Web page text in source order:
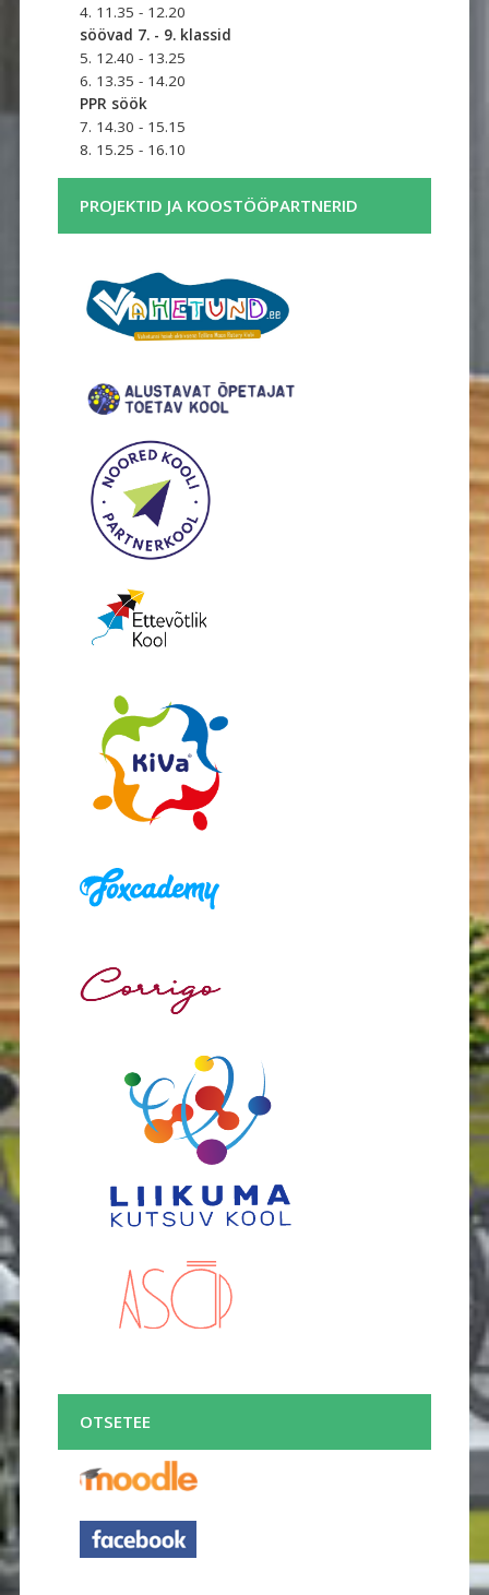
4. 11.35 - 12.20
söövad 7. - 9. klassid
5. 12.40 - 13.25
6. 13.35 - 14.20
PPR söök
7. 14.30 - 15.15
8. 15.25 - 16.10
PROJEKTID JA KOOSTÖÖPARTNERID
OTSETEE